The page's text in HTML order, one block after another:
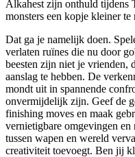
Alkahest zijn onthuld
monsters een kopje kleiner te
Dat ga je namelijk doen.
verlaten ruïnes die nu door
beesten zijn niet je vrienden,
aanslag te hebben. De
mondt uit in spannende
onvermijdelijk zijn. Geef de
finishing moves en maak
vernietigbare omgevingen en
tussen wapen en wereld
creativiteit toevoegt. Ben jij